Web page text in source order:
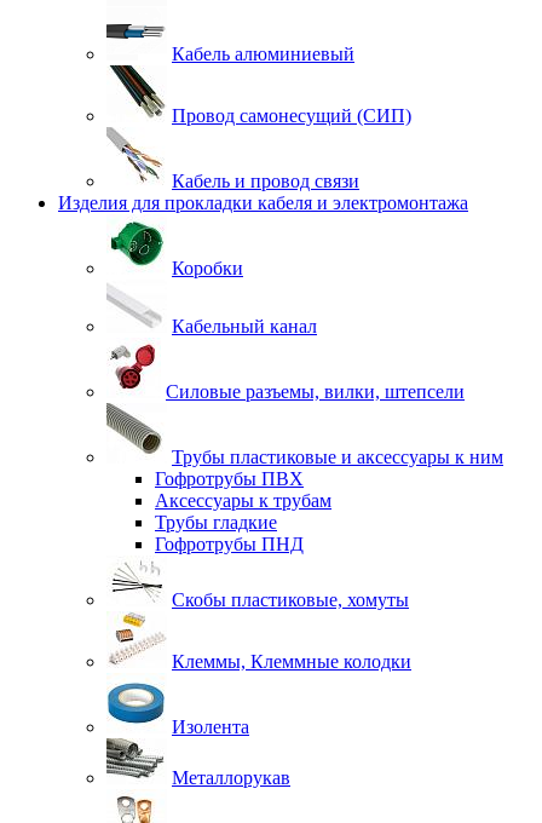
Кабель алюминиевый
Провод самонесущий (СИП)
Кабель и провод связи
Изделия для прокладки кабеля и электромонтажа
Коробки
Кабельный канал
Силовые разъемы, вилки, штепсели
Трубы пластиковые и аксессуары к ним
Гофротрубы ПВХ
Аксессуары к трубам
Трубы гладкие
Гофротрубы ПНД
Скобы пластиковые, хомуты
Клеммы, Клеммные колодки
Изолента
Металлорукав